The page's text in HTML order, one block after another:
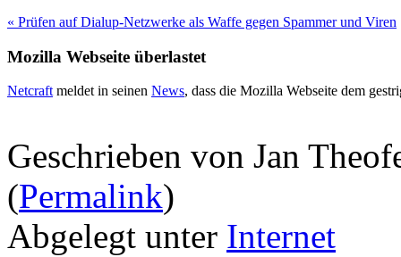
« Prüfen auf Dialup-Netzwerke als Waffe gegen Spammer und Viren
Mozilla Webseite überlastet
Netcraftmeldet in seinen News, dass die Mozilla Webseite dem
Geschrieben von Jan
(Permalink)
Abgelegt unter Internet